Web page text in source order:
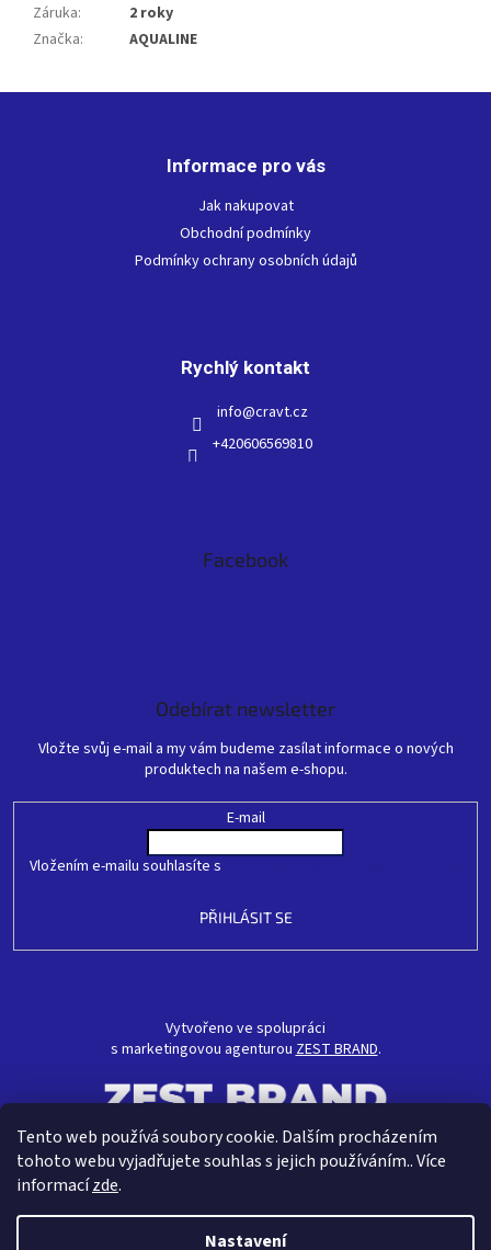
Tento web používá soubory cookie. Dalším procházením
tohoto webu vyjadřujete souhlas s jejich používáním.. Více
informacízde.
Nastavení
Záruka:
2 roky
Značka: AQUALINE
Informace pro vás
Jak nakupovat
Obchodní podmínky
Podmínky ochrany osobních údajů
Rychlý kontakt
info@cravt.cz
+420606569810
Facebook
Odebírat newsletter
Vložte svůj e-mail a my vám budeme zasílat informace o nových
produktech na našem e-shopu.
E-mail
Vložením e-mailu souhlasíte s
PŘIHLÁSIT SE
Vytvořeno ve spolupráci
s marketingovou agenturou ZEST BRAND.